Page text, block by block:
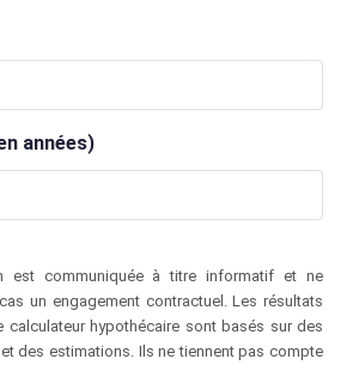
années)
est communiquée à titre informatif et ne
un engagement contractuel. Les résultats
calculateur hypothécaire sont basés sur des
des estimations. Ils ne tiennent pas compte